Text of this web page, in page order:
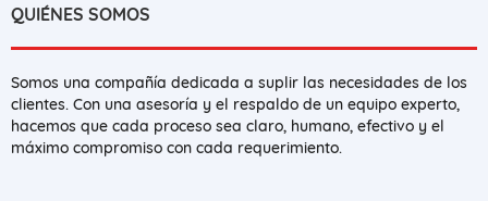
QUIÉNES SOMOS
Somos una compañía dedicada a suplir las necesidades de los
clientes. Con una asesoría y el respaldo de un equipo experto,
hacemos que cada proceso sea claro, humano, efectivo y el
máximo compromiso con cada requerimiento.